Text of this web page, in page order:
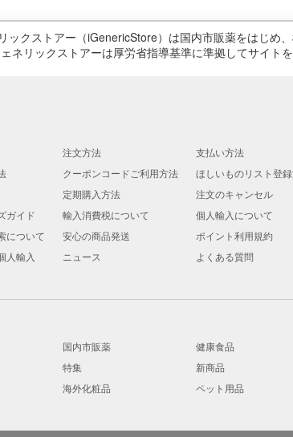
ックストアー（iGenericStore）は国内市販薬をはじ
ネリックストアーは厚労省指導基準に準拠してサイトを
注文方法 支払い方法
クーポンコードご利用方法 ほしいものリスト登
定期購入方法 注文のキャンセル
ガイド
輸入消費税について 個人輸入について
について
安心の商品発送 ポイント利用規約
人輸入
ニュース よくある質問
国内市販薬 健康食品
特集 新商品
海外化粧品 ペット用品